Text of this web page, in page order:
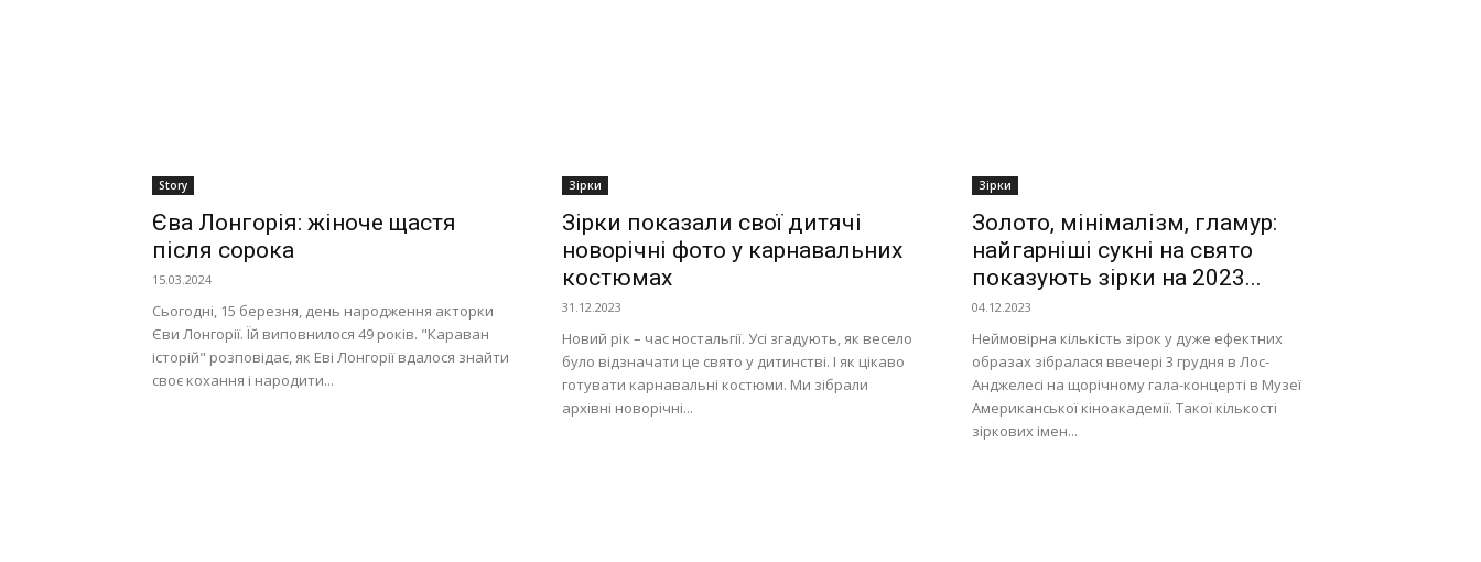
Story
Єва Лонгорія: жіноче щастя
після сорока
15.03.2024
Сьогодні, 15 березня, день народження акторки
Єви Лонгорії. Їй виповнилося 49 років. "Караван
історій" розповідає, як Еві Лонгорії вдалося знайти
своє кохання і народити...
Зірки
Зірки показали свої дитячі
новорічні фото у карнавальних
костюмах
31.12.2023
Новий рік – час ностальгії. Усі згадують, як весело
було відзначати це свято у дитинстві. І як цікаво
готувати карнавальні костюми. Ми зібрали
архівні новорічні...
Зірки
Золото, мінімалізм, гламур:
найгарніші сукні на свято
показують зірки на 2023...
04.12.2023
Неймовірна кількість зірок у дуже ефектних
образах зібралася ввечері 3 грудня в Лос-
Анджелесі на щорічному гала-концерті в Музеї
Американської кіноакадемії. Такої кількості
зіркових імен...